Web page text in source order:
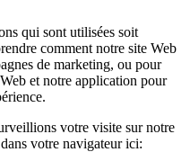
qui sont utilisées soit
comment notre site Web
de marketing, ou pour
et notre application pour
votre visite sur notre
votre navigateur ici: